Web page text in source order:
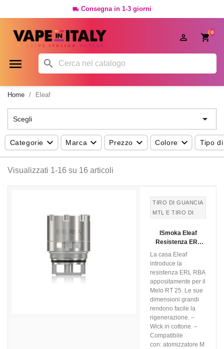
 Consegna in 1-3 giorni
0

 
Home Eleaf
Scegli 
Categorie  Marca  Prezzo  Colore  Tipo
Visualizzati 1-16 su 16 articoli
TIRO DI GUANCIA
MTL E TIRO DI
ISmoka Eleaf
Resistenza ERL
RBA
La casa Eleaf
introduce la
resistenza ERL RBA
appositamente per il
Melo RT 25. Le sue
dimensioni grandi
rendono facile la
rigenerazione. –
Wick in cottone. –
Compatibile
con: atomizzatore M